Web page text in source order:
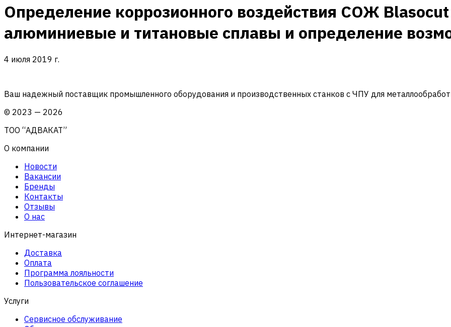
Определение коррозионного воздействия СОЖ
алюминиевые и титановые сплавы и определение
4 июля 2019 г.
Ваш надежный поставщик промышленного оборудования и производственных станков с ЧПУ для
© 2023 — 2026
ТОО “АДВАКАТ”
О компании
Новости
Вакансии
Бренды
Контакты
Отзывы
О нас
Интернет-магазин
Доставка
Оплата
Программа лояльности
Пользовательское соглашение
Услуги
Сервисное обслуживание